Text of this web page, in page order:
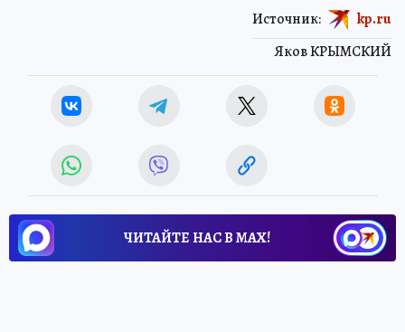
Яков КРЫМСКИЙ
Источник: kp.ru
ЧИТАЙТЕ НАС В МАХ!